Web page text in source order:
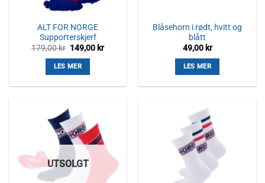
ALT FOR NORGE
Supporterskjerf
179,00kr Opprinnelig
var:
179,00 kr.
149,00 krNåværende
LES MER
Blåsehorn i rødt, hvitt og
blått
49,00 kr
LES MER
UTSOLGT